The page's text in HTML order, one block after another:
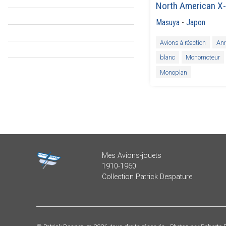
North American
Masuya -Japon
Avions à réaction
blanc
Monomoteur
Monoplan
Mes Avions-jouets
1910-1960
Collection Patrick Despature